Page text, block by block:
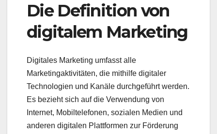
Die Definition von
digitalem Marketing
Digitales Marketing umfasst alle
Marketingaktivitäten, die mithilfe digitaler
Technologien und Kanäle durchgeführt werden.
Es bezieht sich auf die Verwendung von
Internet, Mobiltelefonen, sozialen Medien und
anderen digitalen Plattformen zur Förderung